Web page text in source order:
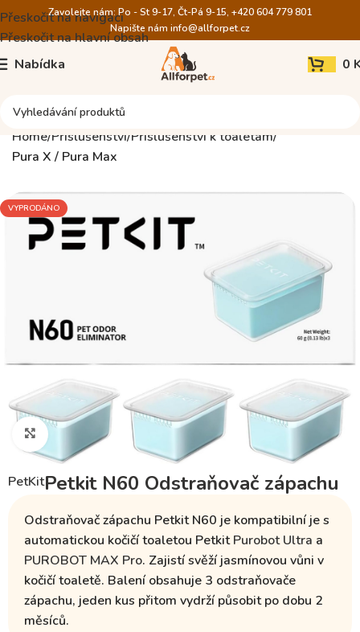
Přeskočit na navigaci
Přeskočit na hlavní obsah
Zavolejte nám: Po - St 9-17, Čt-Pá 9-15, +420 604 779 801
Napište nám info@allforpet.cz
Nabídka 0
Home Příslušenství Příslušenství k toaletám
Pura X / Pura Max
VYPRODÁNO
Klikněte pro zvětšení
PetKitPetkit N60 Odstraňovač zápachu
Odstraňovač zápachu Petkit N60 je kompatibilní je s
automatickou kočičí toaletou PetkitPurobot Ultra a
PUROBOT MAX Pro. Zajistí svěží jasmínovou vůni v
kočičí toaletě. Balení obsahuje 3 odstraňovače
zápachu, jeden kus přitom vydrží působitpo dobu 2
měsíců.